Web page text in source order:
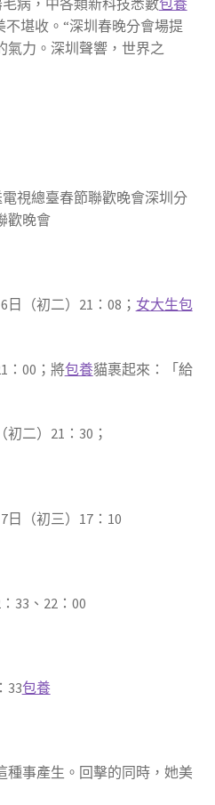
堪收。“深圳春晚分會場提
氣力。深圳聲響，世界之
視總臺春節聯歡晚會深圳分
歡晚會
（初二）21：08； 女大生包
：00；將包養貓裹起來：「給
二）21：30；
日（初三）17：10
33、22：00
33包養
種事產生。回擊的同時，她美